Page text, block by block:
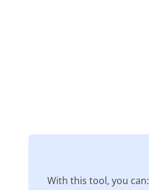
With this tool, you can: